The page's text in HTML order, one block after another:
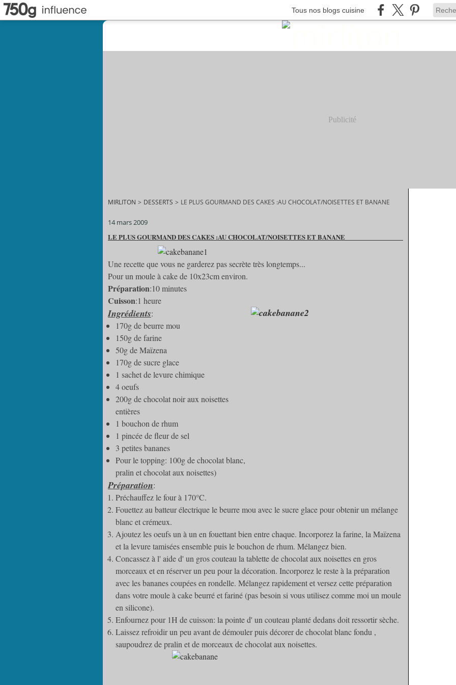
Tous nos blogs cuisine
Publicité
MIRLITON > DESSERTS > LE PLUS GOURMAND DES CAKES :AU CHOCOLAT/NOISETTES ET BANANE
14 mars 2009
LE PLUS GOURMAND DES CAKES :AU CHOCOLAT/NOISETTES ET BANANE
Une recette que vous ne garderez pas secrète très longtemps...
Pour un moule à cake de 10x23cm environ.
Préparation:10 minutes
Cuisson:1 heure
Ingrédients:
170g de beurre mou
150g de farine
50g de Maïzena
170g de sucre glace
1 sachet de levure chimique
4 oeufs
200g de chocolat noir aux noisettes
entières
1 bouchon de rhum
1 pincée de fleur de sel
3 petites bananes
Pour le topping: 100g de chocolat blanc,
pralin et chocolat aux noisettes)
Préparation:
Préchauffez le four à 170°C.
Fouettez au batteur électrique le beurre mou avec le sucre glace pour obtenir un mélange
blanc et crémeux.
Ajoutez les oeufs un à un en fouettant bien entre chaque. Incorporez la farine, la Maïzena
et la levure tamisées ensemble puis le bouchon de rhum. Mélangez bien.
Concassez à l' aide d' un gros couteau la tablette de chocolat aux noisettes en gros
morceaux et en réserver un peu pour la décoration. Incorporez le reste à la préparation
avec les bananes coupées en rondelle. Mélangez rapidement et versez cette préparation
dans votre moule à cake beurré et fariné (pas besoin si vous utilisez comme moi un moule
en silicone).
Enfournez pour 1H de cuisson: la pointe d' un couteau planté dedans doit ressortir sèche.
Laissez refroidir un peu avant de démouler puis décorer de chocolat blanc fondu ,
saupoudrez de pralin et de morceaux de chocolat aux noisettes.